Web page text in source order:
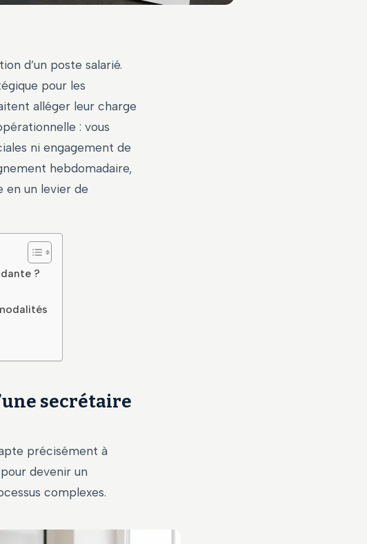
d’un poste salarié.
pour les
alléger leur charge
: vous
ni engagement de
hebdomadaire,
en un levier de
?
secrétaire
précisément à
devenir un
complexes.